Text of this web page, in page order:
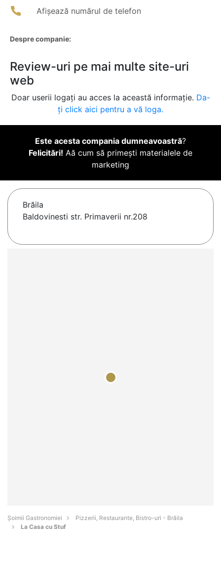
Afișează numărul de telefon
Despre companie:
Review-uri pe mai multe site-uri
web
Doar userii logați au acces la această informație. Da-
ți click aici pentru a vă loga.
Este acesta compania dumneavoastră?
Felicitări! Aă cum să primești materialele de
marketing
Brăila
Baldovinesti str. Primaverii nr.208
Șoimii Gastronomiei
Pizzerii, Restaurante, Bistro-uri - Brăila
La Casa cu Stuf